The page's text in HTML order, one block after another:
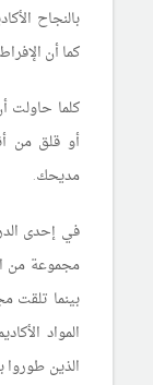
بالنجاح
كما أن
كلما حاولت
أو قلق من
مديحك.
في إحدى
مجموعة من
بينما تلقت
المواد
الذين طوروا